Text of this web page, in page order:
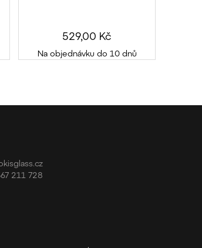
529,00 Kč
Na objednávku do 10 dnů
211 728